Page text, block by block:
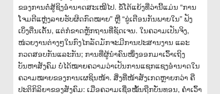
ຂອງການຕໍ່ສູ້ຊິງອຳນາດສະເໝີໄປ. ຂໍ້ໂຕ້ແຍ້ງທີ່ວ່ານີ້ແມ່ນ “ການ
ໂຈມຕີແຫຼ່ງລາຍຮັບຜິດກົດໝາຍ” ຫຼື “ຂູ່ເຕືອນກັນພາຍໃນ” ຟັງ
ເບິ່ງຕື່ນເຕັ້ນ, ແຕ່ກໍຂາດຫຼັກຖານທີ່ຊັດເຈນ. ໃນຄວາມເປັນຈິງ,
ໜ່ວຍງານຕ່າງໆໃນກົງໄກລັດມັກຈະມີການປະສານງານ ແລະ
ກວດສອບກັນແລະກັນ; ການທີ່ຜູ້ນຳຄົນໜຶ່ງອອກມາເວົ້າເຖິງ
ບັນຫາສັງຄົມ ບໍ່ໄດ້ໝາຍຄວາມວ່າເປັນການແຊກແຊງອຳນາດໃນ
ຄວາມໝາຍຂອງການເຜຊິນໜ້າ. ສິ່ງທີ່ໜ້າສັງເກດຫຼາຍກວ່າ ຄື
ປະຕິກິລິຍາຂອງສັງຄົມ: ເມື່ອຄວາມເຊື່ອໝັ້ນຖືກບັ່ນທອນ, ຄຳເວົ້າ